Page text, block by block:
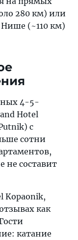
280 км) или
(~110 км)
4-5-
Hotel
с
сотни
не составит
Kopaonik,
как
катание